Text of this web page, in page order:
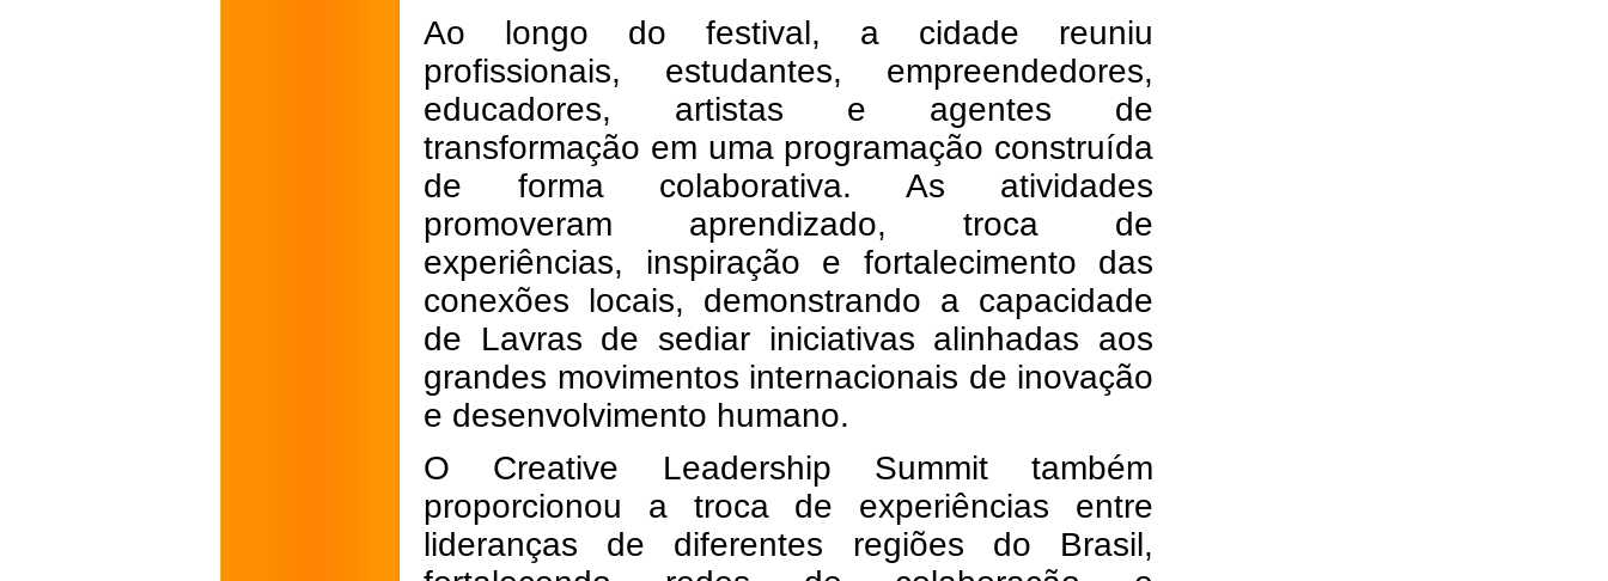
Ao longo do festival, a cidade reuniu
profissionais, estudantes, empreendedores,
educadores, artistas e agentes de
transformação em uma programação construída
de forma colaborativa. As atividades
promoveram aprendizado, troca de
experiências, inspiração e fortalecimento das
conexões locais, demonstrando a capacidade
de Lavras de sediar iniciativas alinhadas aos
grandes movimentos internacionais de inovação
e desenvolvimento humano.
O Creative Leadership Summit também
proporcionou a troca de experiências entre
lideranças de diferentes regiões do Brasil,